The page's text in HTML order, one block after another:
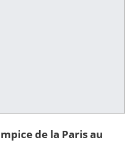
de la Paris au